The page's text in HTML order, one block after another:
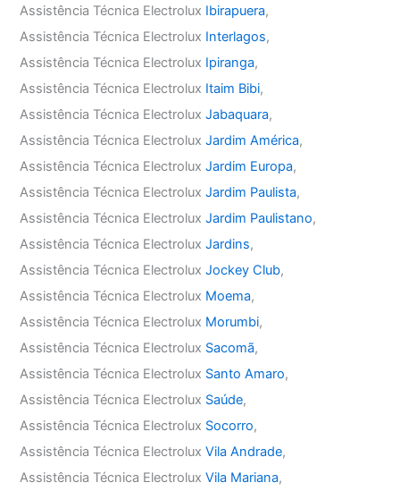
Assistência Técnica Electrolux Ibirapuera,
Assistência Técnica Electrolux Interlagos,
Assistência Técnica Electrolux Ipiranga,
Assistência Técnica Electrolux Itaim Bibi,
Assistência Técnica ElectroluxJabaquara,
Assistência Técnica ElectroluxJardim América,
Assistência Técnica ElectroluxJardim Europa,
Assistência Técnica ElectroluxJardim Paulista,
Assistência Técnica ElectroluxJardim Paulistano,
Assistência Técnica ElectroluxJardins,
Assistência Técnica ElectroluxJockey Club,
Assistência Técnica Electrolux Moema,
Assistência Técnica Electrolux Morumbi,
Assistência Técnica Electrolux Sacomã,
Assistência Técnica Electrolux Santo Amaro,
Assistência Técnica Electrolux Saúde,
Assistência Técnica Electrolux Socorro,
Assistência Técnica ElectroluxVila Andrade,
Assistência Técnica ElectroluxVila Mariana,